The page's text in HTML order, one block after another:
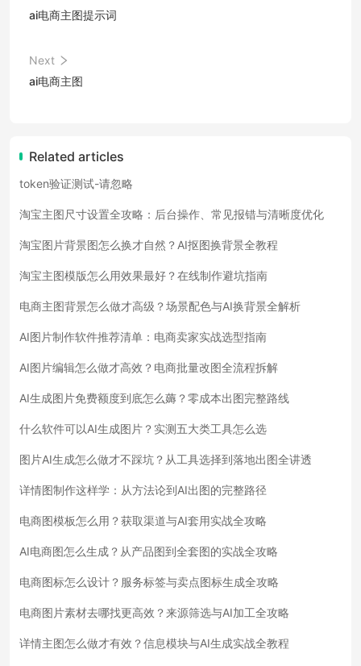
ai电商主图提示词
Next
ai电商主图
Related articles
token验证测试-请忽略
淘宝主图尺寸设置全攻略：后台操作、常见报错与清晰度优化
淘宝图片背景图怎么换才自然？AI抠图换背景全教程
淘宝主图模版怎么用效果最好？在线制作避坑指南
电商主图背景怎么做才高级？场景配色与AI换背景全解析
AI图片制作软件推荐清单：电商卖家实战选型指南
AI图片编辑怎么做才高效？电商批量改图全流程拆解
AI生成图片免费额度到底怎么薅？零成本出图完整路线
什么软件可以AI生成图片？实测五大类工具怎么选
图片AI生成怎么做才不踩坑？从工具选择到落地出图全讲透
详情图制作这样学：从方法论到AI出图的完整路径
电商图模板怎么用？获取渠道与AI套用实战全攻略
AI电商图怎么生成？从产品图到全套图的实战全攻略
电商图标怎么设计？服务标签与卖点图标生成全攻略
电商图片素材去哪找更高效？来源筛选与AI加工全攻略
详情主图怎么做才有效？信息模块与AI生成实战全教程